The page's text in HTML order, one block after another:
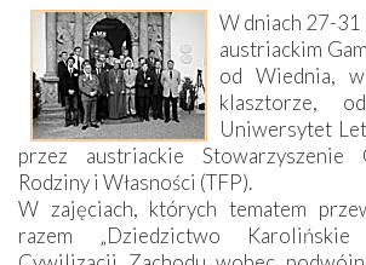
W dniach 27-
austriackim
od Wiednia, w
klasztorze,
Uniwersytet
przez austriackie Stowarzyszenie
Rodziny i Własności (TFP).
W zajęciach, których tematem
razem „Dziedzictwo Karolińskie